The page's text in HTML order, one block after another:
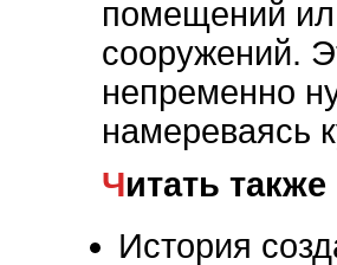
помещений
сооружений.
непременно
намереваясь
Читать также
История